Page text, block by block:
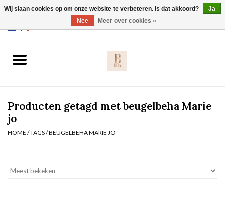
Slip
Body
Producten getagd met beugelbeha Marie
jo
HOME /TAGS/BEUGELBEHA MARIE JO
Wij slaan cookies op om onze website te verbeteren. Is dat akkoord?
Ja
Nee
Meer over cookies »
Webshop werkt met EU maten. .